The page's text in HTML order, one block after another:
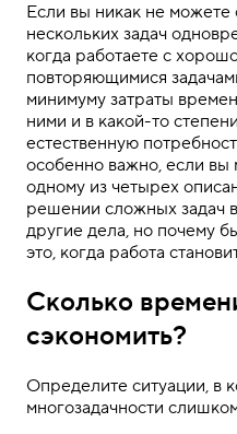
Если вы никак не можете
нескольких задач
когда работаете с
повторяющимися
минимуму затраты
ними и в какой-то
естественную
особенно важно, если вы
одному из четырех
решении сложных задач
другие дела, но почему
это, когда работа
Сколько
сэкономить?
Определите ситуации, в
многозадачности